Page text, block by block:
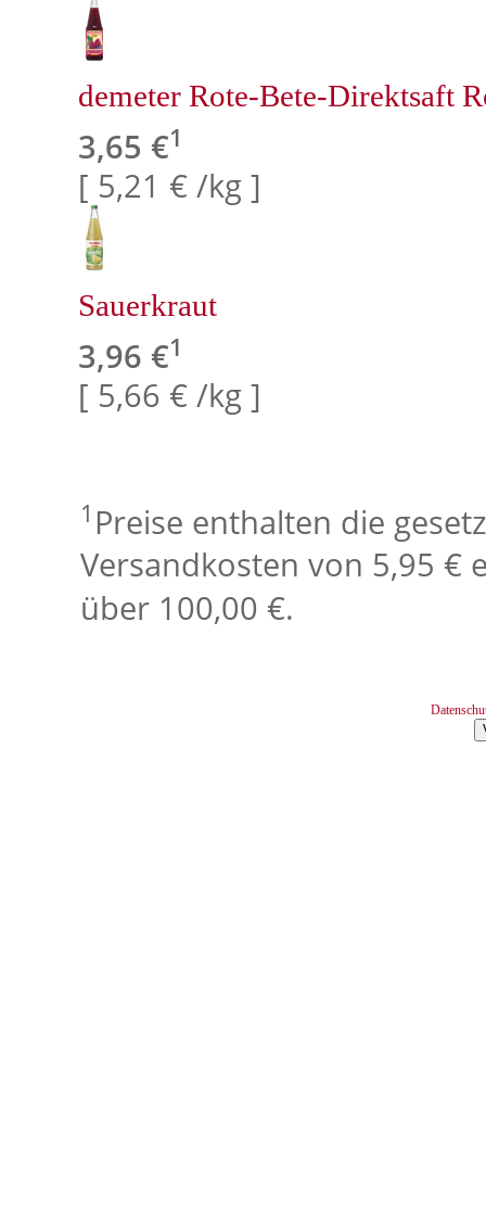
demeter Rote-Bete-Direktsaft
3,65 €1
[ 5,21 € /kg ]
Sauerkraut
3,96 €1
[ 5,66 € /kg ]
1 Preise enthalten die
Versandkosten von 5,95 €
über 100,00 €.